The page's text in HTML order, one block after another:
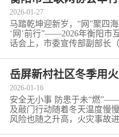
2026-01-27
马踏乾坤迎新岁，“网”聚四
‘网’前行”——2026年衡阳市
话会上，市委宣传部副部长
岳屏新村社区冬季用
2026-01-16
安全无小事 防患于未“燃
及敲门行动随着冬天温度慢
风险也随之升高，火灾事故